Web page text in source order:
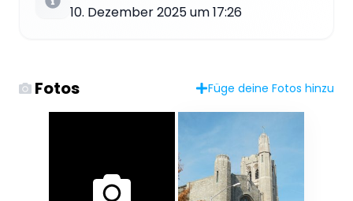
10. Dezember 2025 um 17:26
Fotos Füge deine Fotos hinzu